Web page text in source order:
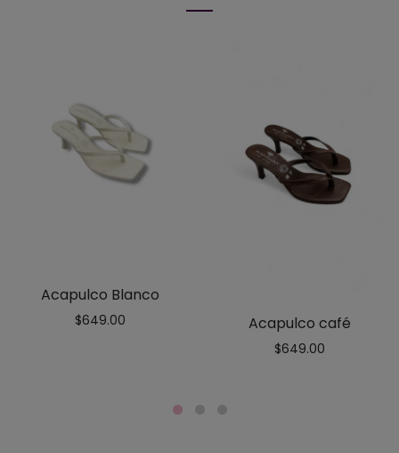
Acapulco Blanco
$649.00 Acapulco café
$649.00